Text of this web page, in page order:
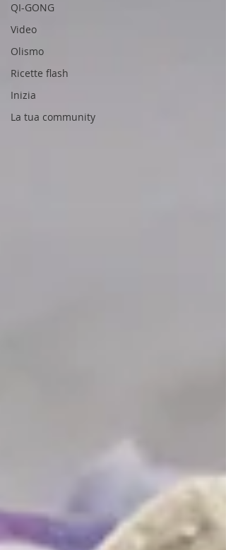
QI-GONG
Video
Olismo
Ricette flash
Inizia
La tua community